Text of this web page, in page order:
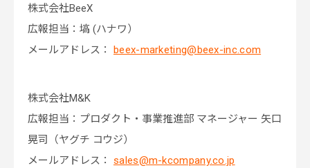
株式会社BeeX
広報担当：塙 (ハナワ）
メールアドレス： beex-marketing@beex-inc.com
株式会社M&K
広報担当：プロダクト・事業推進部 マネージャー 矢口
晃司（ヤグチ コウジ）
メールアドレス： sales@m-kcompany.co.jp